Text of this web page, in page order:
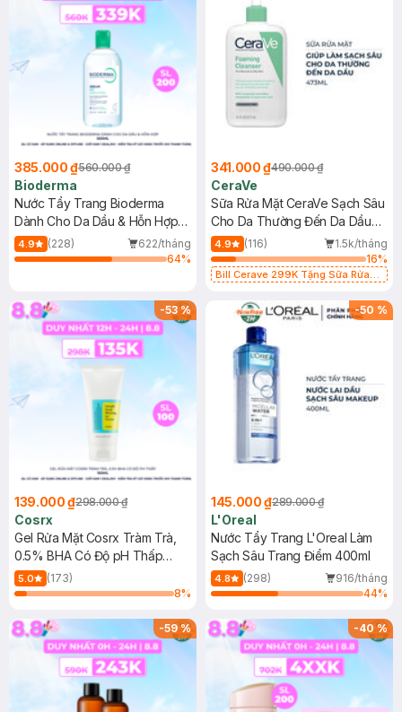
385.000 ₫560.000 ₫
Bioderma
Nước Tẩy Trang Bioderma
Dành Cho Da Dầu & Hỗn Hợp
500ml
4.9 (228)
622/tháng
64%
341.000 ₫490.000 ₫
CeraVe
Sữa Rửa Mặt CeraVe Sạch Sâu
Cho Da Thường Đến Da Dầu
473ml
4.9 (116)
1.5k/tháng
16%
Bill Cerave 299K Tặng Sữa Rửa
-53%
139.000 ₫298.000 ₫
Cosrx
Gel Rửa Mặt Cosrx Tràm Trà,
0.5% BHA Có Độ pH Thấp
150ml
5.0
(173)
8%
-50 %
145.000 ₫289.000 ₫
L'Oreal
Nước Tẩy Trang L'Oreal Làm
Sạch Sâu Trang Điểm 400ml
4.8 (298)
916/tháng
44%
-59% -40%